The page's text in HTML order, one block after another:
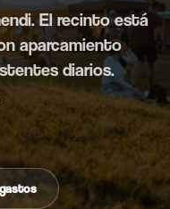
El recinto está
aparcamiento
diarios.